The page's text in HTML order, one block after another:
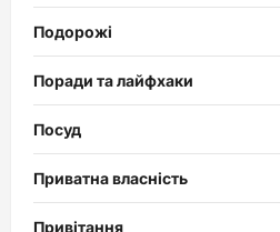
Подорожі
Поради та лайфхаки
Посуд
Приватна власність
Привітання